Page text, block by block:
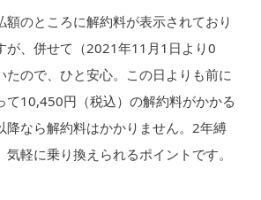
額のところに解約料が表示されており
が、併せて（2021年11月1日より0
たので、ひと安心。この日よりも前に
て10,450円（税込）の解約料がかかる
降なら解約料はかかりません。2年縛
気軽に乗り換えられるポイントです。